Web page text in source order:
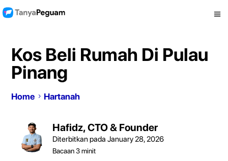
Kos Beli Rumah Di Pulau
Pinang
Home Hartanah
Hafidz, CTO & Founder
Diterbitkan pada January 28, 2026
Bacaan3minit